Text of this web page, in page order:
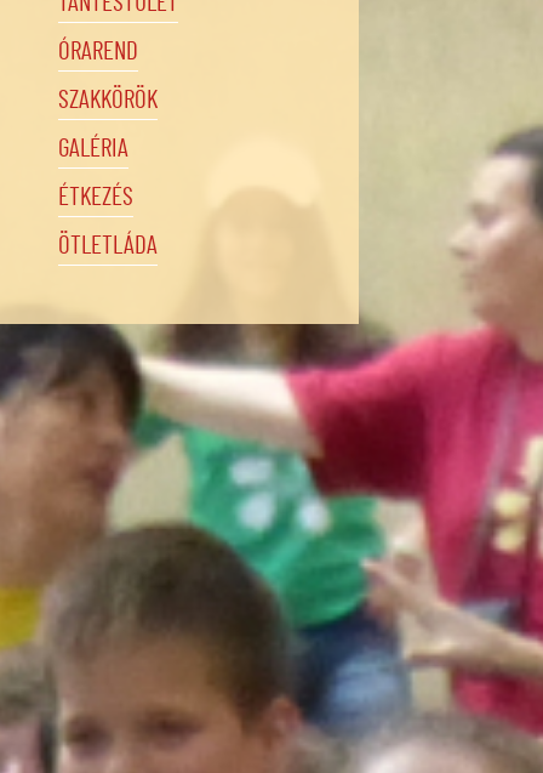
ÓRAREND
SZAKKÖRÖK
GALÉRIA
ÉTKEZÉS
ÖTLETLÁDA